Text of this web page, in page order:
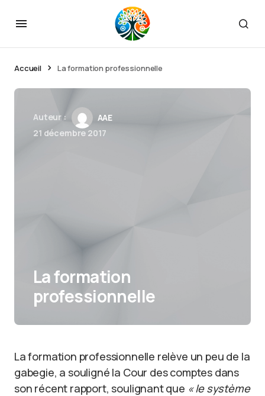
Accueil La formation professionnelle
Auteur :
AAE
21 décembre 2017
La formation
professionnelle
La formation professionnelle relève un peu de la
gabegie, a souligné la Cour des comptes dans
son récent rapport, soulignant que « le système